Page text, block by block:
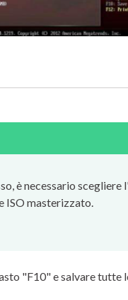
è necessario scegliere
ISO masterizzato.
"F10" e salvare tutte